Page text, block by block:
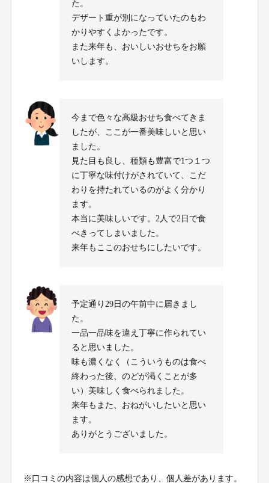
た。
デザート重が別になっていたのもわ
かりやすくよかったです。
また来年も、おいしいおせちをお願
いします。
今まで色々な高級おせち食べてきま
したが、ここが一番美味しいと思い
ました。
見た目も良し、種類も豊富で1つ１つ
に丁寧な味付けがされていて、こだ
わりを持たれているのがよく分かり
ます。
本当に美味しいです。2人で2日で食
べきってしまいました。
来年もここのおせちにしたいです。
予定通り29日の午前中に届きまし
た。
一品一品味を違え丁寧に作られてい
ると思いました。
味も濃くなく（こういうものは食べ
終わった後、のどが渇くことが多
い）美味しく食べられました。
来年もまた、おねがいしたいと思い
ます。
ありがとうございました。
※口コミの内容は個人の感想であり、個人差があります。